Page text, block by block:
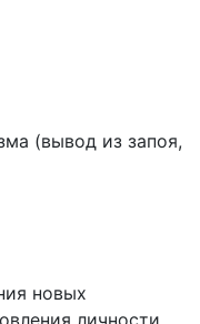
(вывод из запоя,
новых